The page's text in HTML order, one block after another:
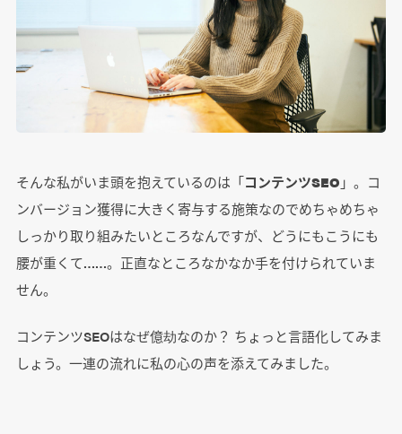
そんな私がいま頭を抱えているのは「コンテンツSEO 」。コ
ンバージョン獲得に大きく寄与する施策なのでめちゃめちゃ
しっかり取り組みたいところなんですが、どうにもこうにも
腰が重くて……。正直なところなかなか手を付けられていま
せん。
コンテンツSEOはなぜ億劫なのか？ ちょっと言語化してみま
しょう。一連の流れに私の心の声を添えてみました。